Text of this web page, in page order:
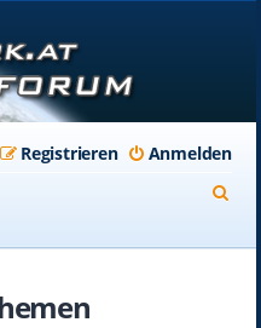
Anmelden
Registrieren